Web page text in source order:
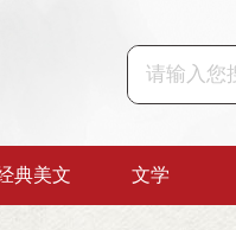
典美文 文学